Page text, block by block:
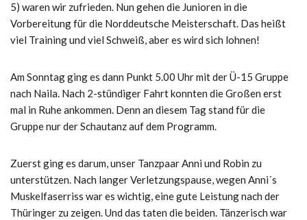
5) waren wir zufrieden. Nun gehen die Junioren in die
Vorbereitung für die Norddeutsche Meisterschaft. Das heißt
viel Training und viel Schweiß, aber es wird sich lohnen!
Am Sonntag ging es dann Punkt 5.00 Uhr mit der Ü-15 Gruppe
nach Naila. Nach 2-stündiger Fahrt konnten die Großen erst
mal in Ruhe ankommen. Denn an diesem Tag stand für die
Gruppe nur der Schautanz auf dem Programm.
Zuerst ging es darum, unser Tanzpaar Anni und Robin zu
unterstützen. Nach langer Verletzungspause, wegen Anni´s
Muskelfaserriss war es wichtig, eine gute Leistung nach der
Thüringer zu zeigen. Und das taten die beiden. Tänzerisch war